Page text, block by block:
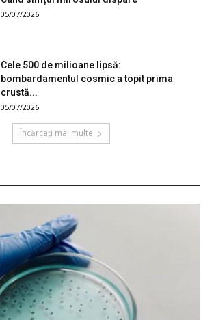
05/07/2026
Cele 500 de milioane lipsă:
bombardamentul cosmic a topit prima
crustă...
05/07/2026
Încărcați mai multe